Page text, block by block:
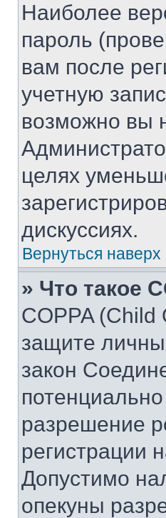
Наиболее
пароль
вам после
учетную
возможно вы
целях
дискуссиях.
Вернуться наверх
» Что такое
COPPA (Child
защите
закон
разрешение
регистрации
Допустимо
опекуны